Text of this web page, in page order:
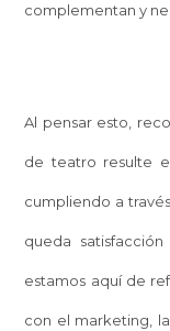
complementan y
Al pensar esto,
de teatro resulte
cumpliendo a
queda
estamos aquí de
con el marketing,